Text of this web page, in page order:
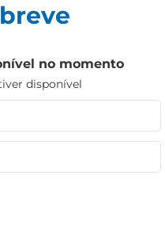
no momento
disponível